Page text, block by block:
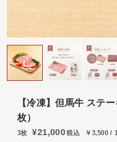
【冷凍】但馬牛 ステ
枚）
3枚 ¥21,000税込￥3,500 /